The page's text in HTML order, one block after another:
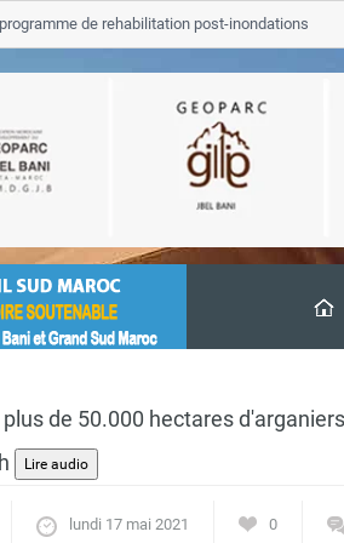
de rehabilitation post-inondations
de 50.000 hectares
lundi 17 mai 2021 0